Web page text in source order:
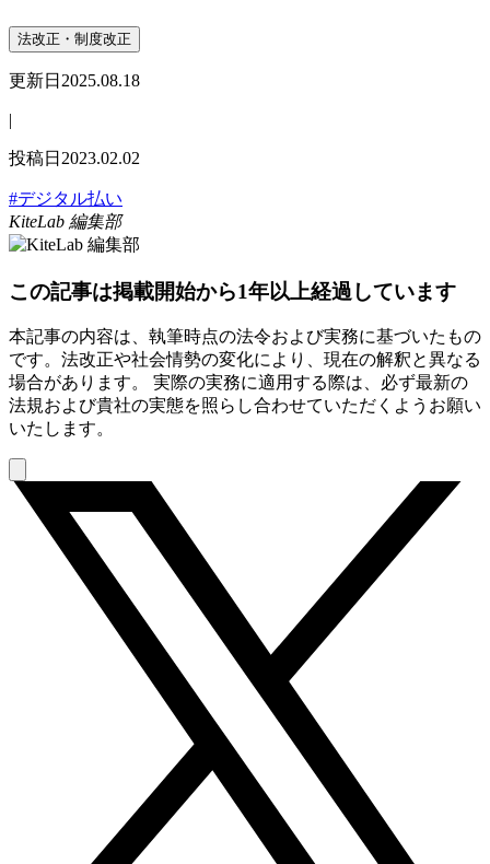
法改正・制度改正
更新日 2025.08.18
|
投稿日 2023.02.02
#デジタル払い
KiteLab 編集部
この記事は掲載開始から1年以上経過しています
本記事の内容は、執筆時点の法令および実務に基づいたもの
です。法改正や社会情勢の変化により、現在の解釈と異なる
場合があります。 実際の実務に適用する際は、必ず最新の
法規および貴社の実態を照らし合わせていただくようお願い
いたします。